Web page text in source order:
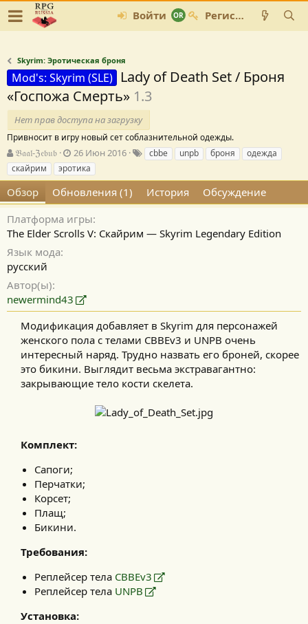
Войти Регистрация
Skyrim: Эротическая броня
Mod's: Skyrim (SLE)
Lady of Death Set / Броня
«Госпожа Смерть» 1.3
Нет прав доступа на загрузку
Привносит в игру новый сет соблазнительной одежды.
А
в
т
о
р
𝔅𝔞𝔞𝔩-ℨ𝔢𝔟𝔲𝔟
Д
а
т
а
с
з
д
26 Июн 2016
и
cbbe unpb броня
одежда
скайрим
эротика
Обзор Обновления (1) История
Обсуждение
Платформа игры
The Elder Scrolls V: Скайрим — Skyrim Legendary Edition
Язык мода
русский
Автор(ы)
newermind43
Модификация добавляет в Skyrim для персонажей
женского пола с телами CBBEv3 и UNPB очень
интересный наряд. Трудно назвать его броней, скорее
это бикини. Выглядит весьма экстравагантно:
закрывающие тело кости скелета.​
Комплект:
Сапоги;
Перчатки;
Корсет;
Плащ;
Бикини.
Требования:
Реплейсер тела CBBEv3
Реплейсер тела UNPB
Установка: